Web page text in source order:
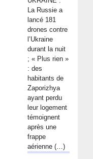
La Russie a
lancé 181
drones contre
l’Ukraine
durant la nuit
; « Plus rien »
: des
habitants de
Zaporizhya
ayant perdu
leur logement
témoignent
après une
frappe
aérienne (…)